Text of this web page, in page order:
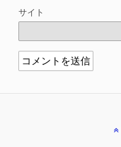
サイト